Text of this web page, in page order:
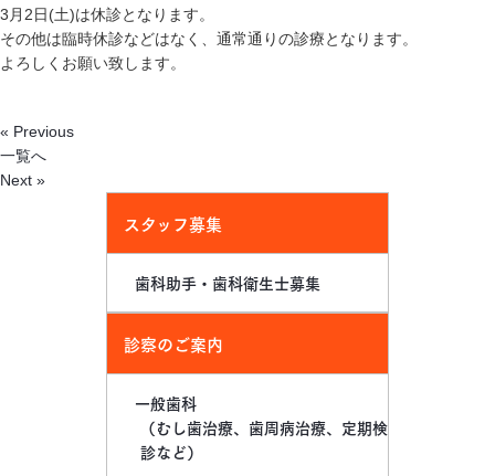
3月2日(土)は休診となります。
その他は臨時休診などはなく、通常通りの診療となります。
よろしくお願い致します。
« Previous
一覧へ
Next »
スタッフ募集
歯科助手・歯科衛生士募集
診察のご案内
一般歯科
（むし歯治療、歯周病治療、定期検
診など）